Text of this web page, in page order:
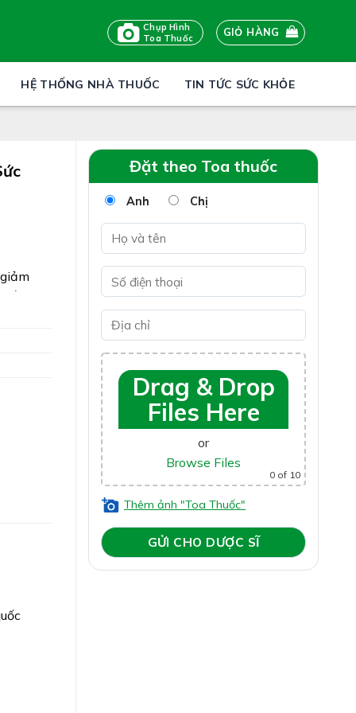
Chụp Hình
Toa Thuốc
GIỎ HÀNG
HỆ THỐNG NHÀ THUỐC TIN TỨC SỨC KHỎE
Đặt theo Toa thuốc
Anh Chị
Drag & Drop
Files Here
or
Browse Files
0 of 10
Thêm ảnh "Toa Thuốc"